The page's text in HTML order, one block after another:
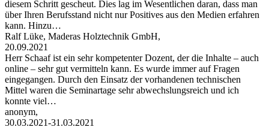
diesem Schritt gescheut. Dies lag im Wesentlichen daran, dass man
über Ihren Berufsstand nicht nur Positives aus den Medien erfahren
kann. Hinzu…
Ralf Lüke, Maderas Holztechnik GmbH,
20.09.2021
Herr Schaaf ist ein sehr kompetenter Dozent, der die Inhalte – auch
online – sehr gut vermitteln kann. Es wurde immer auf Fragen
eingegangen. Durch den Einsatz der vorhandenen technischen
Mittel waren die Seminartage sehr abwechslungsreich und ich
konnte viel…
anonym,
30.03.2021-31.03.2021